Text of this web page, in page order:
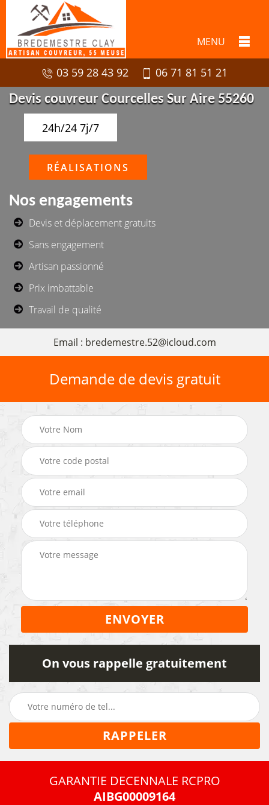
MENU
03 59 28 43 92
06 71 81 51 21
Devis couvreur Courcelles Sur Aire 55260
24h/24 7j/7
RÉALISATIONS
Nos engagements
Devis et déplacement gratuits
Sans engagement
Artisan passionné
Prix imbattable
Travail de qualité
Email : bredemestre.52@icloud.com
Demande de devis gratuit
On vous rappelle gratuitement
GARANTIE DECENNALE RCPRO
AIBG00009164